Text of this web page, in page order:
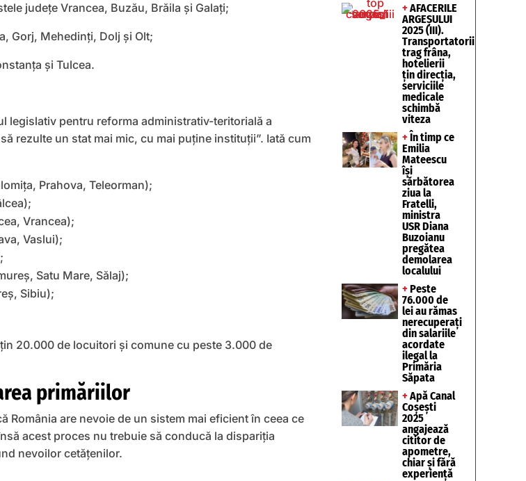
judeţe Vrancea, Buzău, Brăila şi Galaţi;
Gorj, Mehedinţi, Dolj şi Olt;
şi Tulcea.
legislativ pentru reforma administrativ-teritorială a
rezulte un stat mai mic, cu mai puține instituții”. Iată cum
Prahova, Teleorman);
Vrancea);
Vaslui);
Satu Mare, Sălaj);
Sibiu);
20.000 de locuitori și comune cu peste 3.000 de
primăriilor
România are nevoie de un sistem mai eficient în ceea ce
acest proces nu trebuie să conducă la dispariţia
nevoilor cetăţenilor.
+ AFACERILE
ARGEȘULUI
2025 (III).
Transportatorii
trag frâna,
hotelierii
țin direcția,
serviciile
medicale
schimbă
viteza
+ În timp ce
Emilia
Mateescu
își
sărbătorea
ziua la
Fratelli,
ministra
USR Diana
Buzoianu
pregătea
demolarea
localului
+ Peste
76.000 de
lei au rămas
nerecuperați
din salariile
acordate
ilegal la
Primăria
Săpata
+ Apă Canal
Coșești
2025
angajează
cititor de
apometre,
chiar și fără
experiență